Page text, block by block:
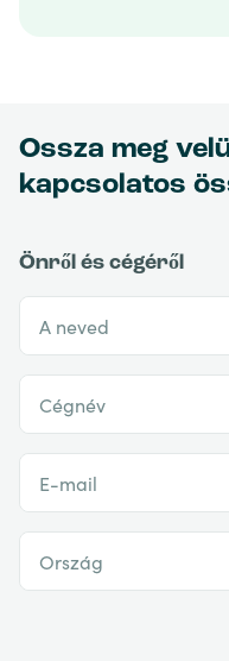
Ossza meg
kapcsolatos
Önről és cégéről
A neved
Cégnév
E-mail
Ország